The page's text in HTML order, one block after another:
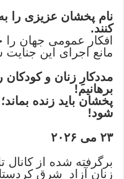
نام پخشان عزیزی را
کنند.
افکار عمومی جهان
مانع اجرای این جنایت
مددکارِ زنان و کودکان
برهانیم!
پخشان باید زنده
شود!
۲۳ می ۲۰۲۶
برگرفته شده از کانال
زنان آزاد شرق